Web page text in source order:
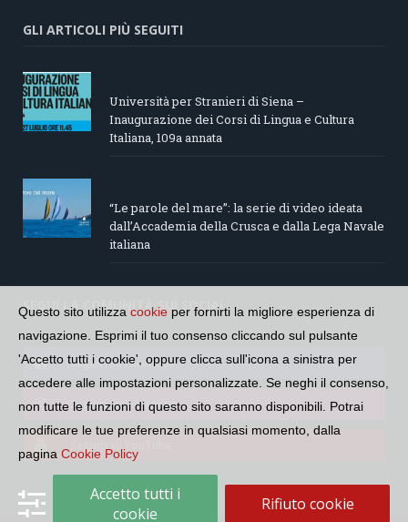
GLI ARTICOLI PIÙ SEGUITI
Università per Stranieri di Siena –
Inaugurazione dei Corsi di Lingua e Cultura
Italiana, 109a annata
“Le parole del mare”: la serie di video ideata
dall’Accademia della Crusca e dalla Lega Navale
italiana
SEGUI LA COMUNITÀ SUI SOCIAL
Seguici su Facebook
Seguici su Instagram
Questo sito utilizza cookie per fornirti la migliore esperienza di
navigazione. Esprimi il tuo consenso cliccando sul pulsante
'Accetto tutti i cookie', oppure clicca sull'icona a sinistra per
accedere alle impostazioni personalizzate. Se neghi il consenso,
non tutte le funzioni di questo sito saranno disponibili. Potrai
modificare le tue preferenze in qualsiasi momento, dalla
pagina Cookie Policy
Accetto tutti i
cookie
Rifiuto cookie